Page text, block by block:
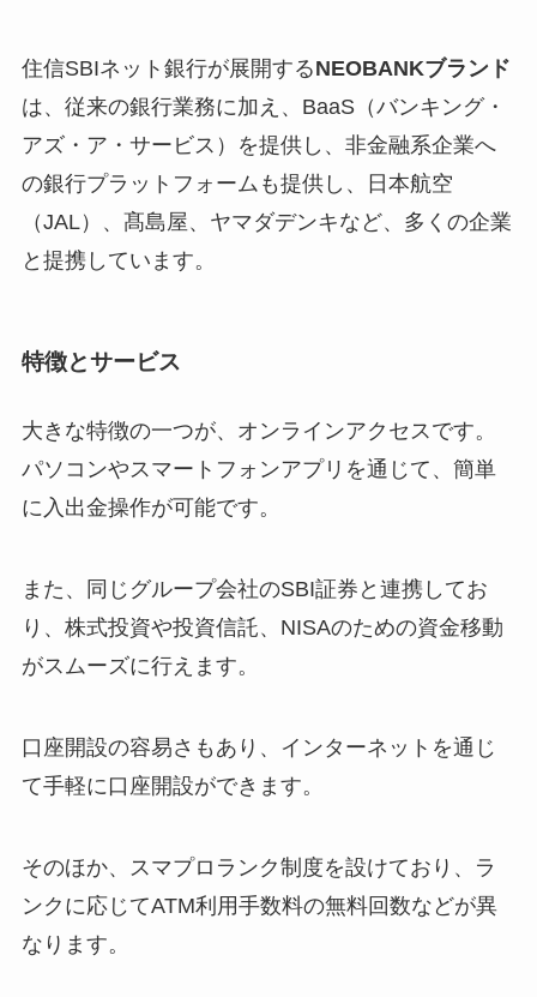
住信SBIネット銀行が展開するNEOBANKブランド
は、従来の銀行業務に加え、BaaS（バンキング・
アズ・ア・サービス）を提供し、非金融系企業へ
の銀行プラットフォームも提供し、日本航空
（JAL）、髙島屋、ヤマダデンキなど、多くの企業
と提携しています。
特徴とサービス
大きな特徴の一つが、オンラインアクセスです。
パソコンやスマートフォンアプリを通じて、簡単
に入出金操作が可能です。
また、同じグループ会社のSBI証券と連携してお
り、株式投資や投資信託、NISAのための資金移動
がスムーズに行えます。
口座開設の容易さもあり、インターネットを通じ
て手軽に口座開設ができます。
そのほか、スマプロランク制度を設けており、ラ
ンクに応じてATM利用手数料の無料回数などが異
なります。